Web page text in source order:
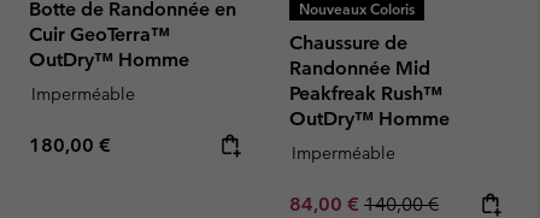
Botte de Randonnée en
Cuir GeoTerra™
OutDry™ Homme
Imperméable
Regular price:
180,00 €
Nouveaux Coloris
Chaussure de
Randonnée Mid
Peakfreak Rush™
OutDry™ Homme
Imperméable
Sale price:
84,00 € Regular price:
140,00 €